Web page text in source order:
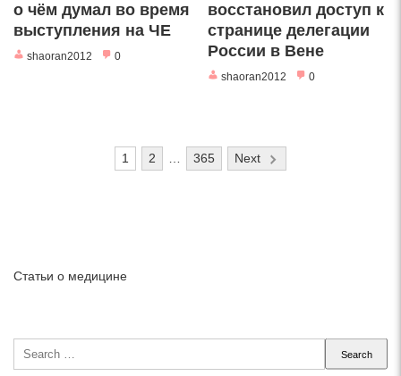
о чём думал во время
выступления на ЧЕ
shaoran2012 0
восстановил доступ к
странице делегации
России в Вене
shaoran2012 0
1 2 … 365 Next
Статьи о медицине
for: